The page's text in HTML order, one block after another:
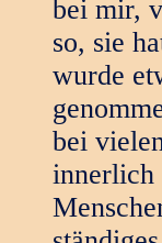
bei mir,
so, sie
wurde
bei
innerlich